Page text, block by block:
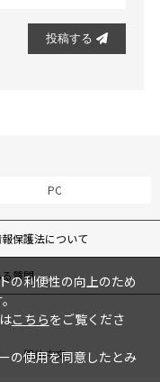
投稿する
PC
保護法について
質問
繁体中文
の利便性の向上のため
こちらをご覧くださ
の使用を同意したとみ